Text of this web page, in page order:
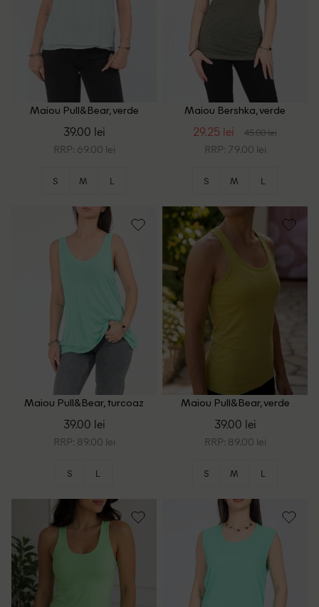
Maiou Pull&Bear, verde
39.00 lei
RRP: 69.00 lei
S M L
Maiou Bershka, verde
29.25 lei 45.00 lei
RRP: 79.00 lei
S M L
Maiou Pull&Bear, turcoaz
39.00 lei
RRP: 89.00 lei
S L
Maiou Pull&Bear, verde
39.00 lei
RRP: 89.00 lei
S M L